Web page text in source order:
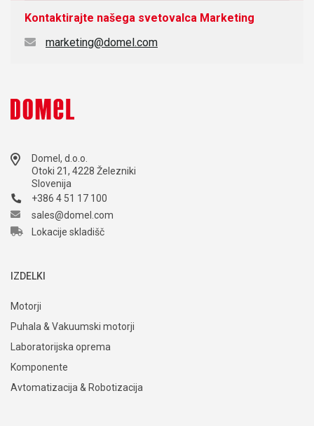
Kontaktirajte našega svetovalca Marketing
marketing@domel.com
Domel, d.o.o.
Otoki 21, 4228 Železniki
Slovenija
+386 4 51 17 100
sales@domel.com
Lokacije skladišč
IZDELKI
Motorji
Puhala & Vakuumski motorji
Laboratorijska oprema
Komponente
Avtomatizacija & Robotizacija